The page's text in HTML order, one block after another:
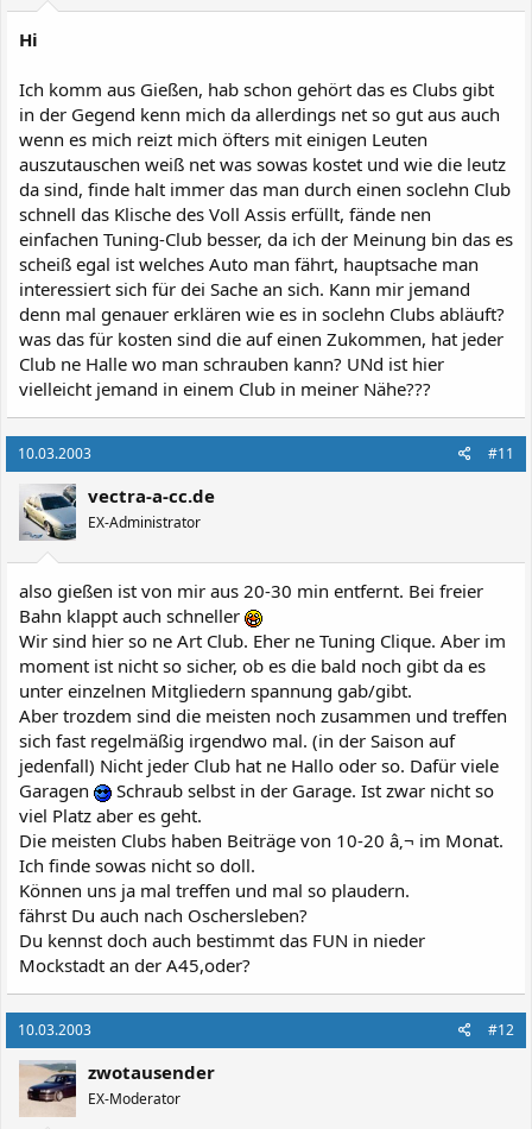
Hi
Ich komm aus Gießen, hab schon gehört das es Clubs gibt
in der Gegend kenn mich da allerdings net so gut aus auch
wenn es mich reizt mich öfters mit einigen Leuten
auszutauschen weiß net was sowas kostet und wie die leutz
da sind, finde halt immer das man durch einen soclehn Club
schnell das Klische des Voll Assis erfüllt, fände nen
einfachen Tuning-Club besser, da ich der Meinung bin das es
scheiß egal ist welches Auto man fährt, hauptsache man
interessiert sich für dei Sache an sich. Kann mir jemand
denn mal genauer erklären wie es in soclehn Clubs abläuft?
was das für kosten sind die auf einen Zukommen, hat jeder
Club ne Halle wo man schrauben kann? UNd ist hier
vielleicht jemand in einem Club in meiner Nähe???
10.03.2003 #11
vectra-a-cc.de
EX-Administrator
also gießen ist von mir aus 20-30 min entfernt. Bei freier
Bahn klappt auch schneller
Wir sind hier so ne Art Club. Eher ne Tuning Clique. Aber im
moment ist nicht so sicher, ob es die bald noch gibt da es
unter einzelnen Mitgliedern spannung gab/gibt.
Aber trozdem sind die meisten noch zusammen und treffen
sich fast regelmäßig irgendwo mal. (in der Saison auf
jedenfall) Nicht jeder Club hat ne Hallo oder so. Dafür viele
Garagen
Schraub selbst in der Garage. Ist zwar nicht so
viel Platz aber es geht.
Die meisten Clubs haben Beiträge von 10-20 â‚¬ im Monat.
Ich finde sowas nicht so doll.
Können uns ja mal treffen und mal so plaudern.
fährst Du auch nach Oschersleben?
Du kennst doch auch bestimmt das FUN in nieder
Mockstadt an der A45,oder?
10.03.2003 #12
zwotausender
EX-Moderator